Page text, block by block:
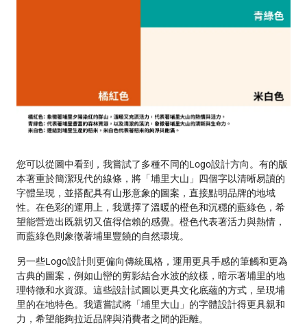
您可以從圖中看到，我嘗試了多種不同的Logo設計方向。有的版
本著重於簡潔現代的線條，將「埔里大山」四個字以清晰易讀的
字體呈現，並搭配具有山形意象的圖案，直接點明品牌的地域
性。在色彩的運用上，我選擇了溫暖的橙色和沉穩的藍綠色，希
望能營造出既親切又值得信賴的感覺。橙色代表著活力與熱情，
而藍綠色則象徵著埔里豐饒的自然環境。
另一些Logo設計則更偏向傳統風格，運用更具手感的筆觸和更為
古典的圖案，例如山巒的剪影結合水波的紋樣，暗示著埔里的地
理特徵和水資源。這些設計試圖以更具文化底蘊的方式，呈現埔
里的在地特色。我還嘗試將「埔里大山」的字體設計得更具親和
力，希望能夠拉近品牌與消費者之間的距離。